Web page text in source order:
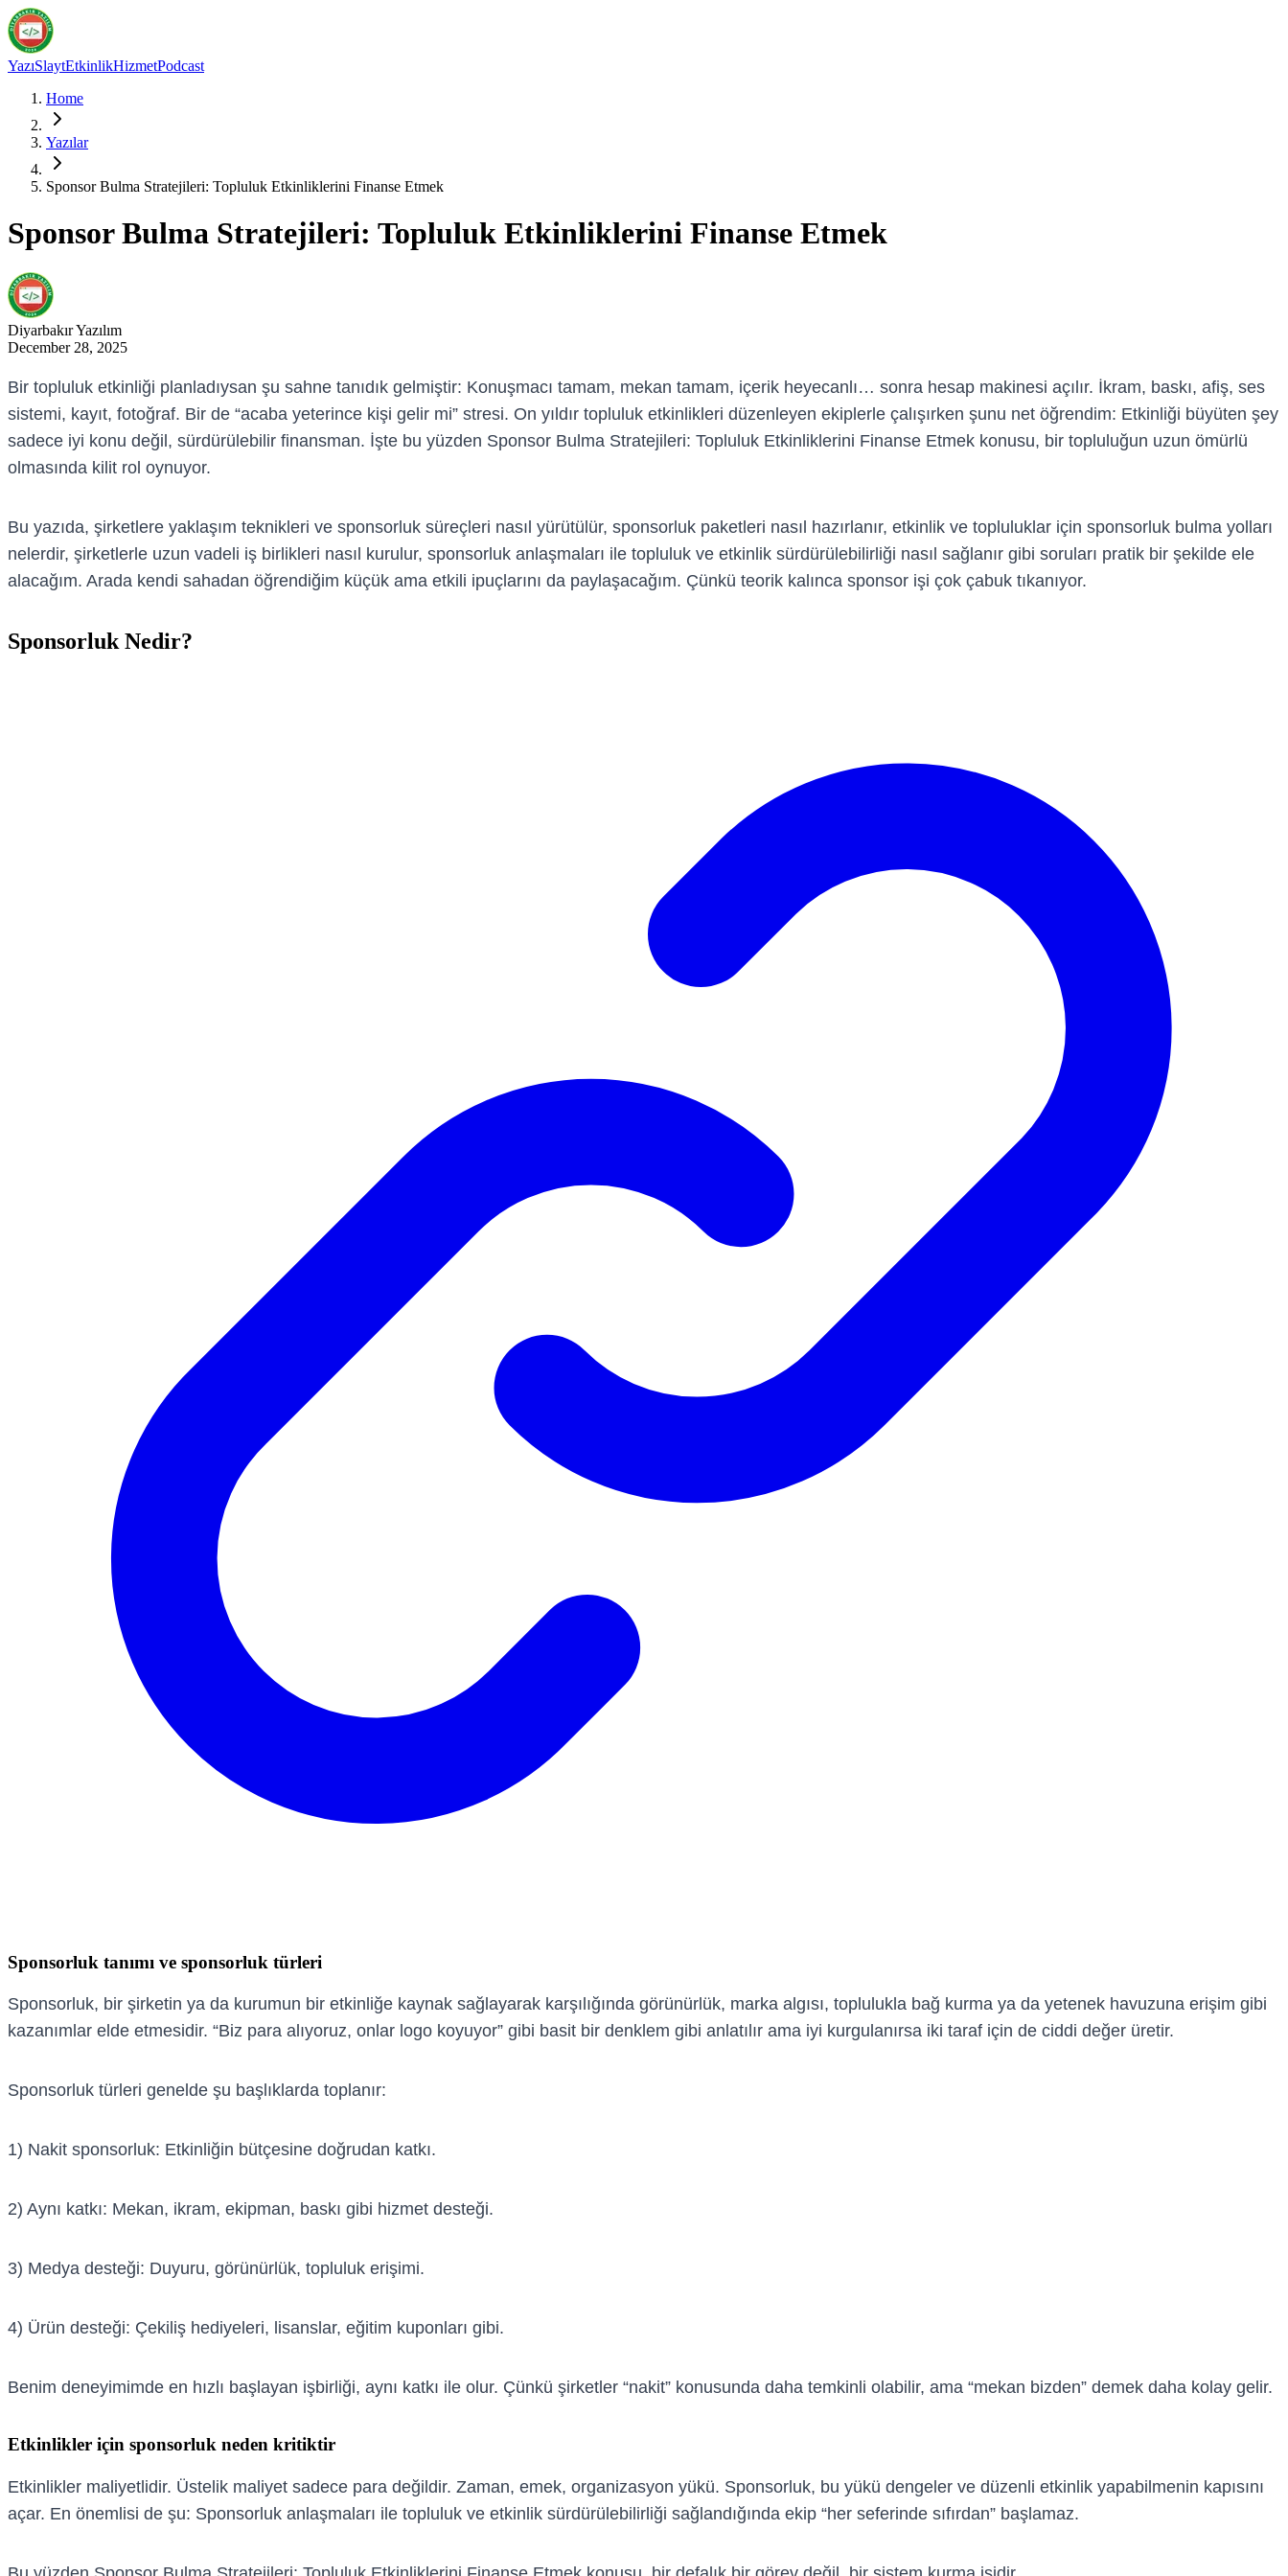
YazıSlaytEtkinlikHizmetPodcast
Home
Yazılar
Sponsor Bulma Stratejileri: Topluluk Etkinliklerini Finanse Etmek
Sponsor Bulma Stratejileri: Topluluk Etkinliklerini Finanse Etmek
DiyarbakırYazılım
December 28, 2025
Bir topluluk etkinliği planladıysan şu sahne tanıdık gelmiştir: Konuşmacı tamam, mekan tamam, içerik heyecanlı… sonra hesap makinesi açılır. İkram, baskı, afiş, ses
sistemi, kayıt, fotoğraf. Bir de “acaba yeterince kişi gelir mi” stresi. On yıldır topluluk etkinlikleri düzenleyen ekiplerle çalışırken şunu net öğrendim: Etkinliği büyüten şey
sadece iyi konu değil, sürdürülebilir finansman. İşte bu yüzden Sponsor Bulma Stratejileri: Topluluk Etkinliklerini Finanse Etmek konusu, bir topluluğun uzun ömürlü
olmasında kilit rol oynuyor.
Bu yazıda, şirketlere yaklaşım teknikleri ve sponsorluk süreçleri nasıl yürütülür, sponsorluk paketleri nasıl hazırlanır, etkinlik ve topluluklar için sponsorluk bulma yolları
nelerdir, şirketlerle uzun vadeli iş birlikleri nasıl kurulur, sponsorluk anlaşmaları ile topluluk ve etkinlik sürdürülebilirliği nasıl sağlanır gibi soruları pratik bir şekilde ele
alacağım. Arada kendi sahadan öğrendiğim küçük ama etkili ipuçlarını da paylaşacağım. Çünkü teorik kalınca sponsor işi çok çabuk tıkanıyor.
Sponsorluk Nedir?
Sponsorluk tanımı ve sponsorluk türleri
Sponsorluk, bir şirketin ya da kurumun bir etkinliğe kaynak sağlayarak karşılığında görünürlük, marka algısı, toplulukla bağ kurma ya da yetenek havuzuna erişim gibi
kazanımlar elde etmesidir. “Biz para alıyoruz, onlar logo koyuyor” gibi basit bir denklem gibi anlatılır ama iyi kurgulanırsa iki taraf için de ciddi değer üretir.
Sponsorluk türleri genelde şu başlıklarda toplanır:
1) Nakit sponsorluk: Etkinliğin bütçesine doğrudan katkı.
2) Aynı katkı: Mekan, ikram, ekipman, baskı gibi hizmet desteği.
3) Medya desteği: Duyuru, görünürlük, topluluk erişimi.
4) Ürün desteği: Çekiliş hediyeleri, lisanslar, eğitim kuponları gibi.
Benim deneyimimde en hızlı başlayan işbirliği, aynı katkı ile olur. Çünkü şirketler “nakit” konusunda daha temkinli olabilir, ama “mekan bizden” demek daha kolay gelir.
Etkinlikler için sponsorluk neden kritiktir
Etkinlikler maliyetlidir. Üstelik maliyet sadece para değildir. Zaman, emek, organizasyon yükü. Sponsorluk, bu yükü dengeler ve düzenli etkinlik yapabilmenin kapısını
açar. En önemlisi de şu: Sponsorluk anlaşmaları ile topluluk ve etkinlik sürdürülebilirliği sağlandığında ekip “her seferinde sıfırdan” başlamaz.